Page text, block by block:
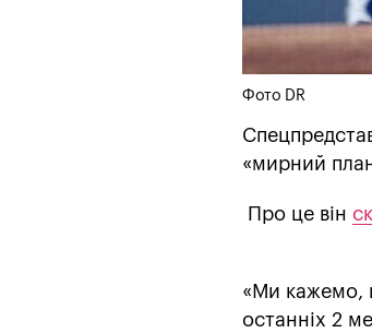
Фото DR
«мирний
Про це він
«Ми кажемо,
останніх 2